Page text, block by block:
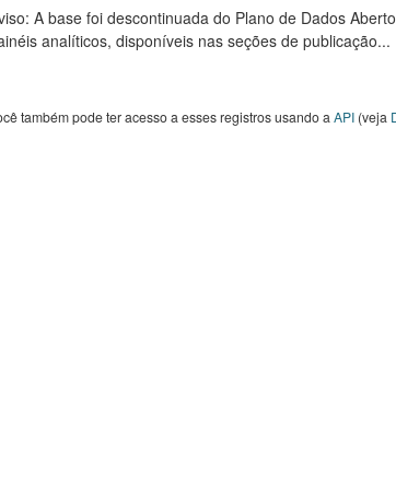
A base foi descontinuada do Plano de Dados
analíticos, disponíveis nas seções de publicação...
também pode ter acesso a esses registros usando a API(veja